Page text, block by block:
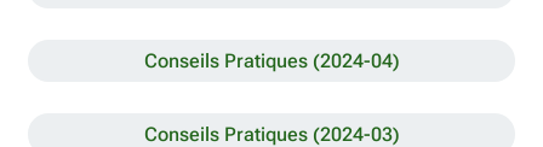
Conseils Pratiques (2024-04)
Conseils Pratiques (2024-03)